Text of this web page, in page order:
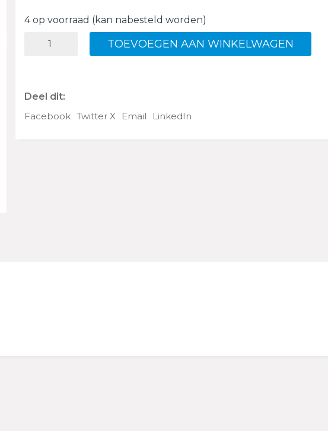
4 op voorraad (kan nabesteld worden)
TOEVOEGEN AAN WINKELWAGEN
Deel dit:
Facebook Twitter X Email LinkedIn